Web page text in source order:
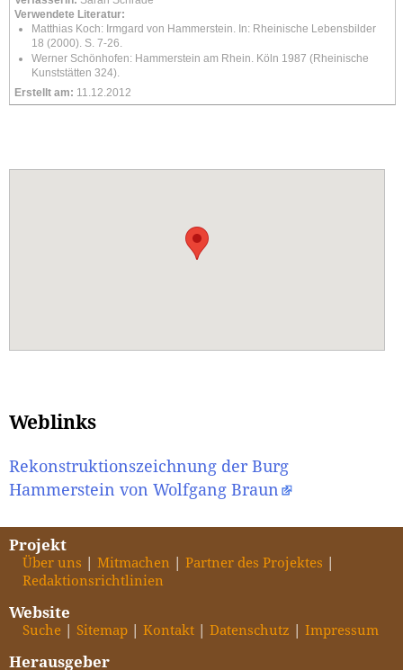
Verwendete Literatur:
Matthias Koch: Irmgard von Hammerstein. In: Rheinische Lebensbilder
18 (2000). S. 7-26.
Werner Schönhofen: Hammerstein am Rhein. Köln 1987 (Rheinische
Kunststätten 324).
Erstellt am: 11.12.2012
Weblinks
Rekonstruktionszeichnung der Burg
Hammerstein von Wolfgang Braun
Projekt
Über uns Mitmachen
Partner des Projektes
Redaktionsrichtlinien
Website
Suche Sitemap Kontakt Datenschutz Impressum
Herausgeber